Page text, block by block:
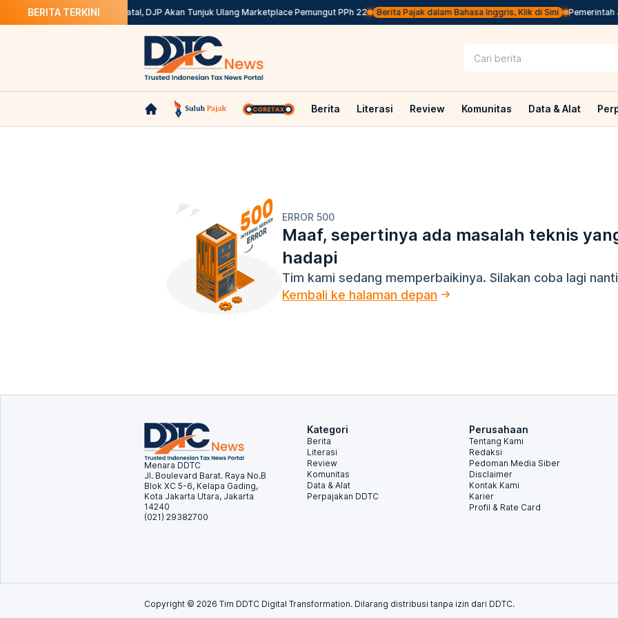
BERITA TERKINI
Ini Solusinya Kepdirjen Batal, DJP Akan Tunjuk Ulang Marketplace Pemungut PPh 22 Berita Pajak dalam Bahasa Inggris, Klik di Sini Pemerintah
Berita Literasi Review Komunitas Data & Alat
ERROR 500
Maaf, sepertinya ada masalah teknis
hadapi
Tim kami sedang memperbaikinya. Silakan coba lagi
Kembali ke halaman depan
Menara DDTC
Jl. Boulevard Barat. Raya No.B
Blok XC 5-6, Kelapa Gading,
Kota Jakarta Utara, Jakarta
14240
(021) 29382700
Kategori
Berita
Literasi
Review
Komunitas
Data & Alat
Perpajakan DDTC
Perusahaan
Tentang Kami
Redaksi
Pedoman Media Siber
Disclaimer
Kontak Kami
Karier
Profil & Rate Card
Copyright © 2026 Tim DDTC Digital Transformation. Dilarang distribusi tanpa izin dari DDTC.